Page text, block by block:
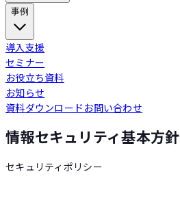
Loglass 経営管理
Loglass 人員計画
Loglass 設備投資計画
事例
導入事例
導入支援
セミナー
お役立ち資料
お知らせ
資料ダウンロードお問い合わせ
情報セキュリティ基本方針
セキュリティポリシー